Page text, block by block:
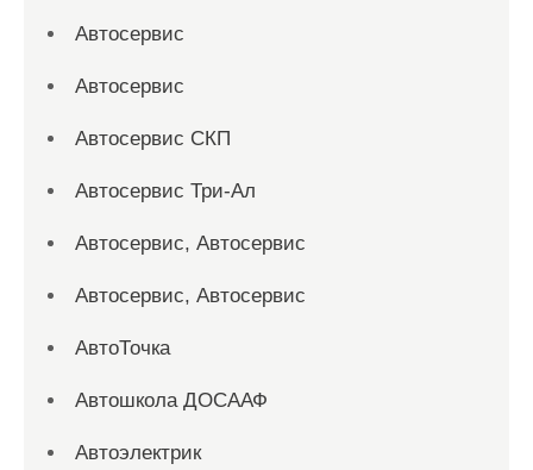
Автосервис
Автосервис
Автосервис СКП
Автосервис Три-Ал
Автосервис, Автосервис
Автосервис, Автосервис
АвтоТочка
Автошкола ДОСААФ
Автоэлектрик